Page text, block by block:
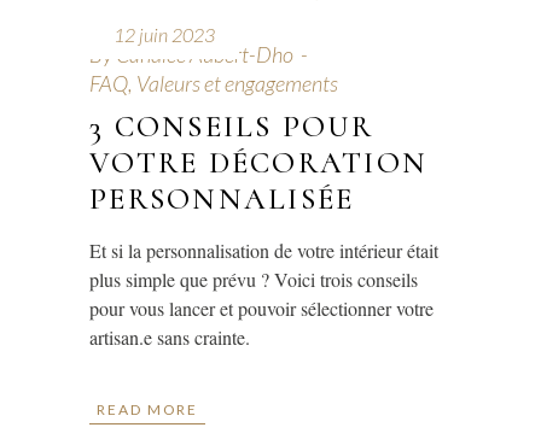
12 juin 2023
By Candice Aubert-Dho
FAQ, Valeurs et engagements
3 CONSEILS POUR
VOTRE DÉCORATION
PERSONNALISÉE
Et si la personnalisation de votre intérieur était
plus simple que prévu ? Voici trois conseils
pour vous lancer et pouvoir sélectionner votre
artisan.e sans crainte.
READ MORE